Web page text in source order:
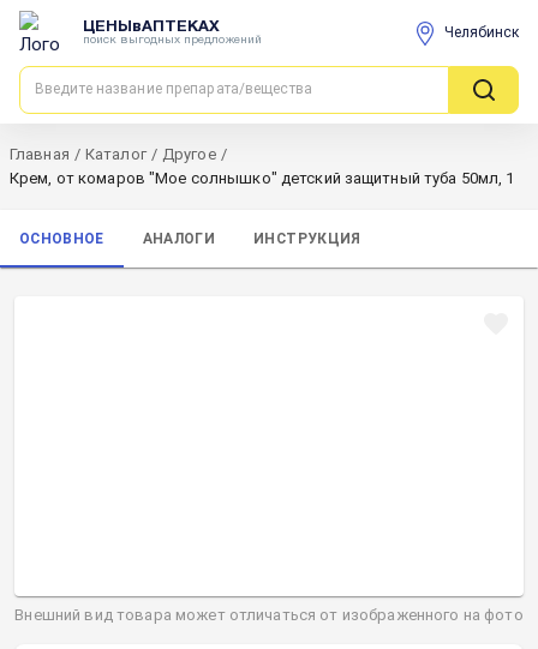
ЦЕНЫвАПТЕКАХ
поиск выгодных предложений Челябинск
Главная / Каталог / Другое /
Крем, от комаров "Мое солнышко" детский защитный туба 50мл, 1
ОСНОВНОЕ АНАЛОГИ ИНСТРУКЦИЯ
Внешний вид товара может отличаться от изображенного на фото